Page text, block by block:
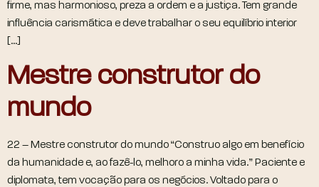
firme, mas harmonioso, preza a ordem e a justiça. Tem grande
influência carismática e deve trabalhar o seu equilíbrio interior
[…]
Mestre construtor do
mundo
22 – Mestre construtor do mundo “Construo algo em benefício
da humanidade e, ao fazê-lo, melhoro a minha vida.” Paciente e
diplomata, tem vocação para os negócios. Voltado para o